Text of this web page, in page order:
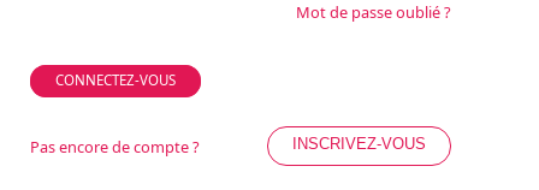
Mot de passe oublié ?
CONNECTEZ-VOUS
Pas encore de compte ? INSCRIVEZ-VOUS